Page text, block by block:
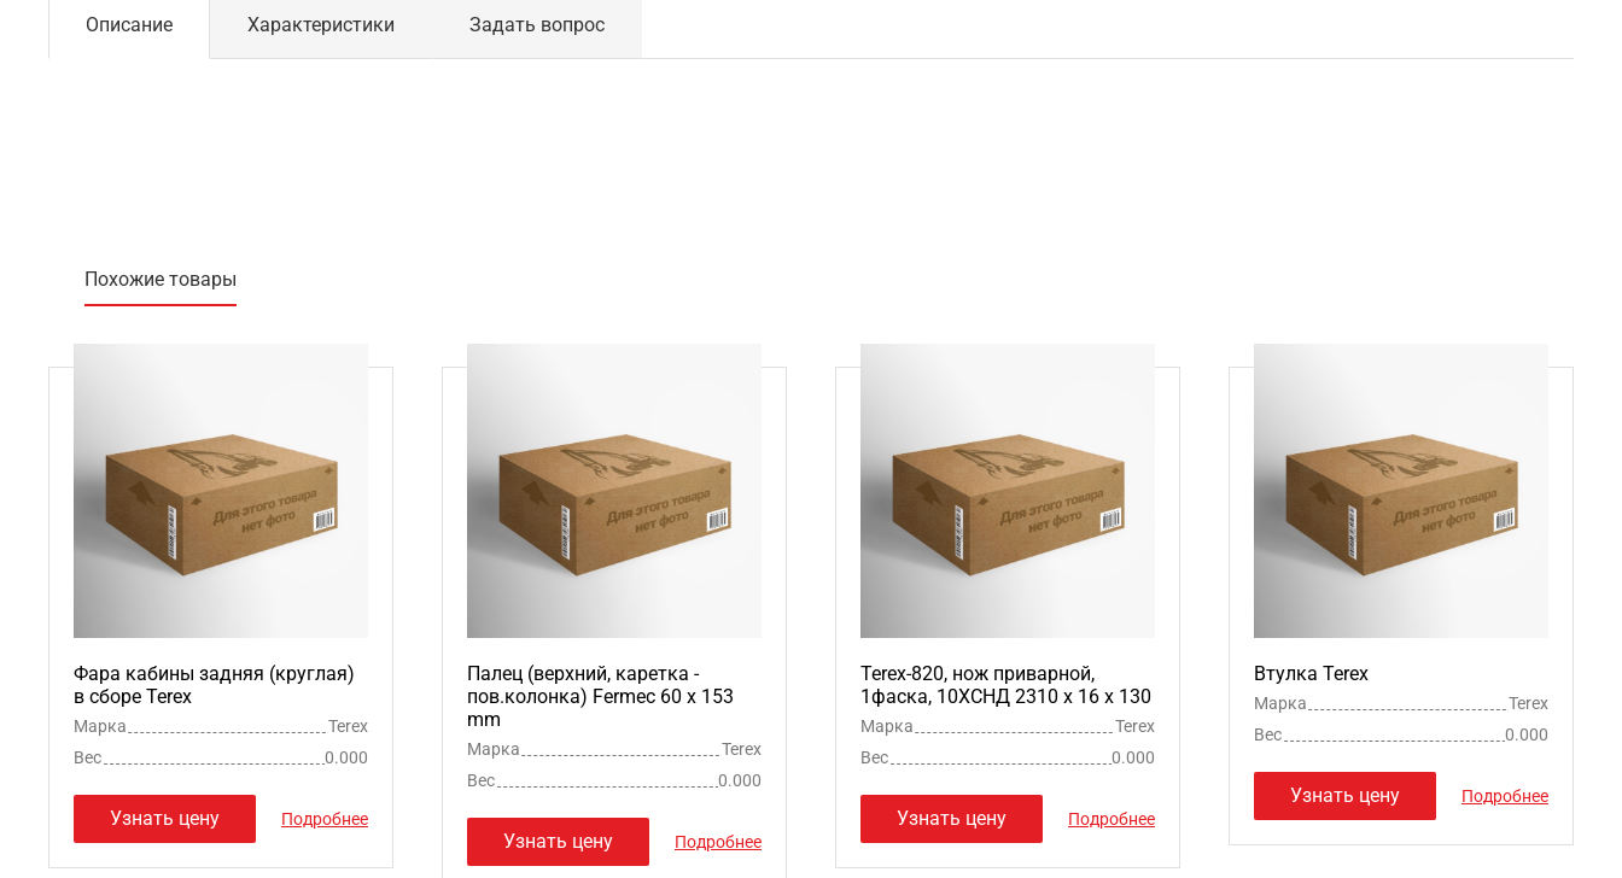
Описание Характеристики Задать вопрос
Похожие товары
Фара кабины задняя (круглая)
в сборе Terex
Марка
Terex
Вес
0.000
Узнать цену Подробнее
Палец (верхний, каретка -
пов.колонка) Fermec 60 x 153
mm
Марка
Terex
Вес
0.000
Узнать цену Подробнее
Terex-820, нож приварной,
1фаска, 10ХСНД 2310 х 16 х 130
Марка
Terex
Вес
0.000
Узнать цену Подробнее
Втулка Terex
Марка
Terex
Вес
0.000
Узнать цену Подробнее